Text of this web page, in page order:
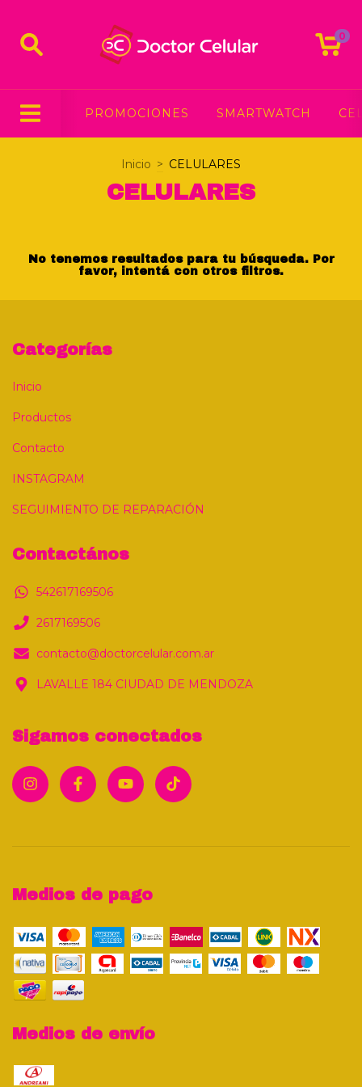
0
PROMOCIONES SMARTWATCH
Inicio > CELULARES
CELULARES
No tenemos resultados para tu búsqueda. Por
favor, intentá con otros filtros.
Categorías
Inicio
Productos
Contacto
INSTAGRAM
SEGUIMIENTO DE REPARACIÓN
Contactános
542617169506
2617169506
contacto@doctorcelular.com.ar
LAVALLE 184 CIUDAD DE MENDOZA
Sigamos conectados
Medios de pago
Medios de envío